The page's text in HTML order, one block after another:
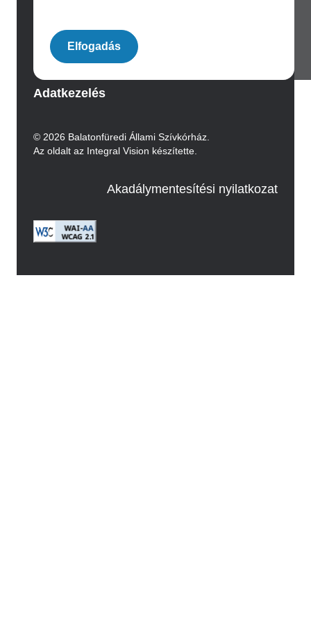
Elfogadás
Archívum
Adatkezelés
© 2026 Balatonfüredi Állami Szívkórház.
Az oldalt az Integral Vision készítette.
Akadálymentesítési nyilatkozat
Image